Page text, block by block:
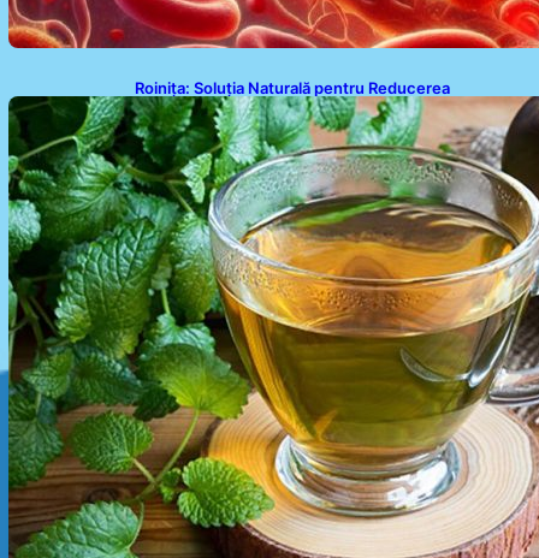
Roinița: Soluția Naturală pentru Reducerea
Cortizolului și Îmbunătățirea Somnului